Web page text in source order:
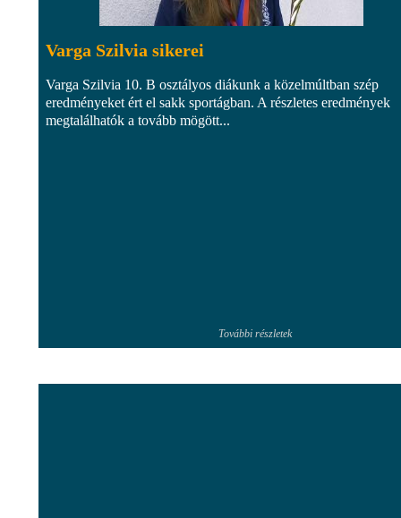
Varga Szilvia sikerei
Varga Szilvia 10. B osztályos diákunk a közelmúltban szép
eredményeket ért el sakk sportágban. A részletes eredmények
megtalálhatók a tovább mögött...
További részletek